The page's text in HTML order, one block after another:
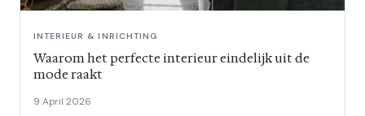
INTERIEUR & INRICHTING
Waarom het perfecte interieur eindelijk uit de
mode raakt
9 April 2026